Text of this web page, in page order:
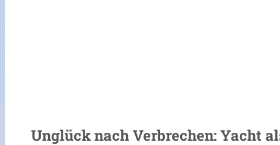
Unglück nach Verbrechen: Yacht